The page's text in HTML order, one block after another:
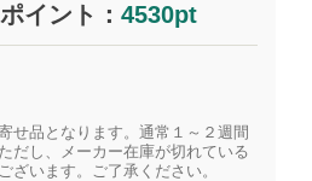
ポイント：4530pt
せ品となります。通常１～２週間
だし、メーカー在庫が切れている
ざいます。ご了承ください。